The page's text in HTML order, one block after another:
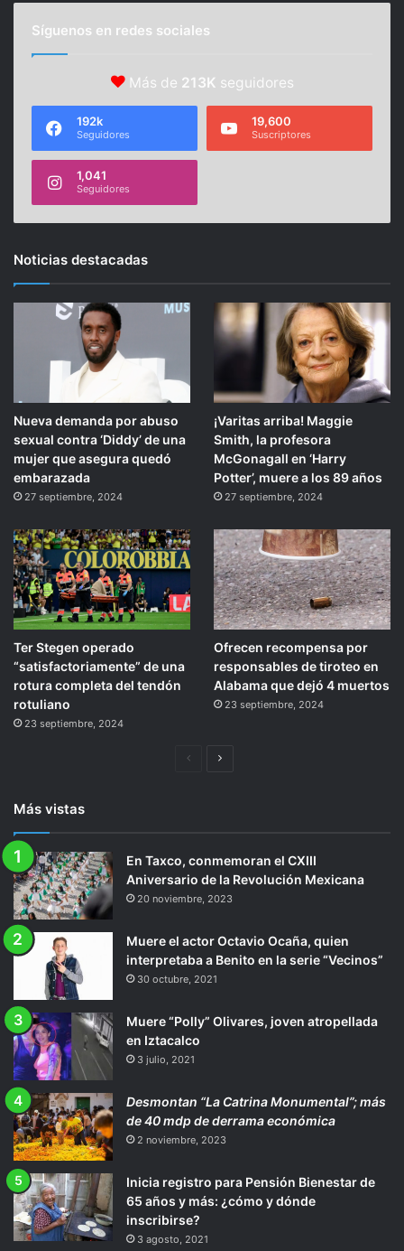
Síguenos en redes sociales
Más de 213K seguidores
192k
Seguidores
19,600
Suscriptores
1,041
Seguidores
Noticias destacadas
Nueva demanda por abuso
sexual contra ‘Diddy’ de una
mujer que asegura quedó
embarazada
27 septiembre, 2024
¡Varitas arriba! Maggie
Smith, la profesora
McGonagall en ‘Harry
Potter’, muere a los 89 años
27 septiembre, 2024
Ter Stegen operado
“satisfactoriamente” de una
rotura completa del tendón
rotuliano
23 septiembre, 2024
Ofrecen recompensa por
responsables de tiroteo en
Alabama que dejó 4 muertos
23 septiembre, 2024
PáginaSiguiente
Más vistas
En Taxco, conmemoran el CXIII
Aniversario de la Revolución Mexicana
20 noviembre, 2023
Muere el actor Octavio Ocaña, quien
interpretaba a Benito en la serie “Vecinos”
30 octubre, 2021
Muere “Polly” Olivares, joven atropellada
en Iztacalco
3 julio, 2021
Desmontan “La Catrina Monumental”; más
de 40 mdp de derrama económica
2 noviembre, 2023
Inicia registro para Pensión Bienestar de
65 años y más: ¿cómo y dónde
inscribirse?
3 agosto, 2021